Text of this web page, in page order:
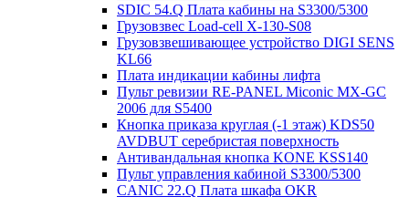
SDIC 54.Q Плата кабины на S3300/5300
Грузовзвес Load-cell X-130-S08
Грузовзвешивающее устройство DIGI SENS
KL66
Плата индикации кабины лифта
Пульт ревизии RE-PANEL Miconic MX-GC
2006 для S5400
Кнопка приказа круглая (-1 этаж) KDS50
AVDBUT серебристая поверхность
Антивандальная кнопка KONE KSS140
Пульт управления кабиной S3300/5300
CANIC 22.Q Плата шкафа OKR